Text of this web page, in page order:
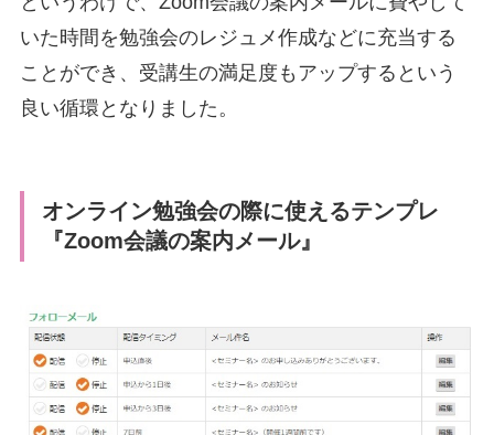
いた時間を勉強会のレジュメ作成などに充当する
ことができ、受講生の満足度もアップするという
良い循環となりました。
オンライン勉強会の際に使えるテンプレ
『Zoom会議の案内メール』